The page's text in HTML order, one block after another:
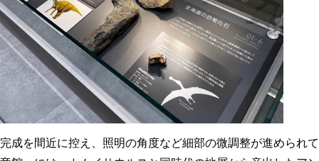
成を間近に控え、照明の角度など細部の微調整が進められ